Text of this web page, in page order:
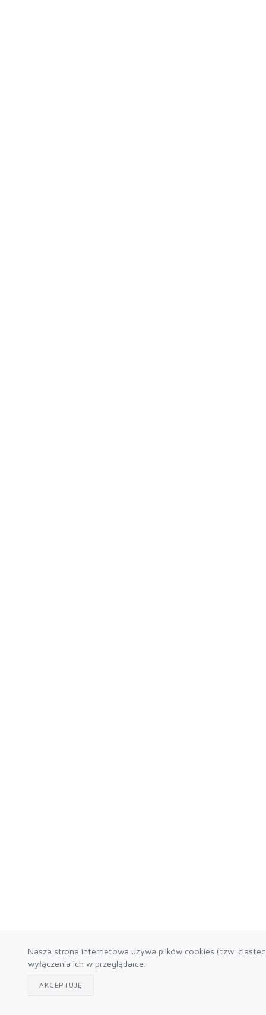
Nasza strona internetowa używa plików cookies (tzw.
wyłączenia ich w przeglądarce.
AKCEPTUJĘ